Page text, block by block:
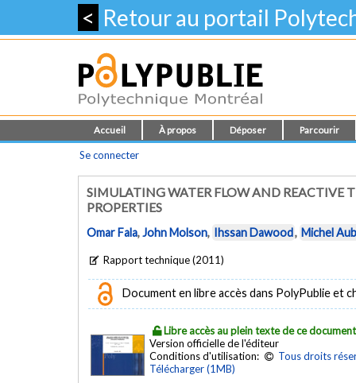
< Retour au portail
Accueil À propos Déposer Parcourir
Se connecter
SIMULATING WATER FLOW AND REACTIVE
PROPERTIES
Omar Fala,John Molson, Ihssan Dawood, Michel
Rapport technique (2011)
Document en libre accès dans PolyPublie et
Libre accès au plein texte de ce document
Version officielle de l'éditeur
Conditions d'utilisation:
Tous droits
Télécharger (1MB)